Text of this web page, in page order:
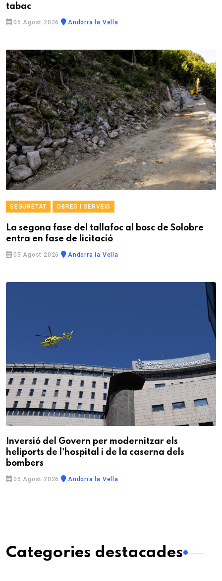
tabac
05 Agost 2026 Andorra la Vella
SEGURETAT OBRES I SERVEIS
La segona fase del tallafoc al bosc de Solobre
entra en fase de licitació
05 Agost 2026 Andorra la Vella
Inversió del Govern per modernitzar els
heliports de l'hospital i de la caserna dels
bombers
05 Agost 2026 Andorra la Vella
Categories destacades